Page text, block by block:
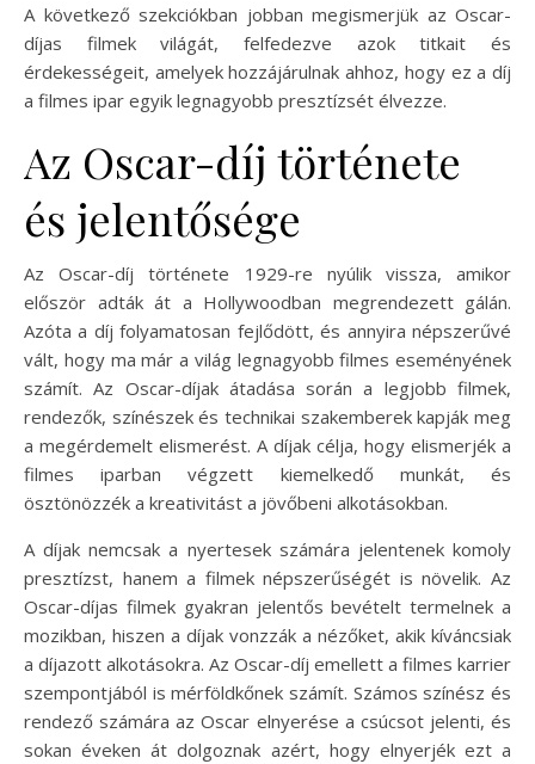
A következő szekciókban jobban megismerjük az Oscar-
díjas filmek világát, felfedezve azok titkait és
érdekességeit, amelyek hozzájárulnak ahhoz, hogy ez a díj
a filmes ipar egyik legnagyobb presztízsét élvezze.
Az Oscar-díj története
és jelentősége
Az Oscar-díj története 1929-re nyúlik vissza, amikor
először adták át a Hollywoodban megrendezett gálán.
Azóta a díj folyamatosan fejlődött, és annyira népszerűvé
vált, hogy ma már a világ legnagyobb filmes eseményének
számít. Az Oscar-díjak átadása során a legjobb filmek,
rendezők, színészek és technikai szakemberek kapják meg
a megérdemelt elismerést. A díjak célja, hogy elismerjék a
filmes iparban végzett kiemelkedő munkát, és
ösztönözzék a kreativitást a jövőbeni alkotásokban.
A díjak nemcsak a nyertesek számára jelentenek komoly
presztízst, hanem a filmek népszerűségét is növelik. Az
Oscar-díjas filmek gyakran jelentős bevételt termelnek a
mozikban, hiszen a díjak vonzzák a nézőket, akik kíváncsiak
a díjazott alkotásokra. Az Oscar-díj emellett a filmes karrier
szempontjából is mérföldkőnek számít. Számos színész és
rendező számára az Oscar elnyerése a csúcsot jelenti, és
sokan éveken át dolgoznak azért, hogy elnyerjék ezt a